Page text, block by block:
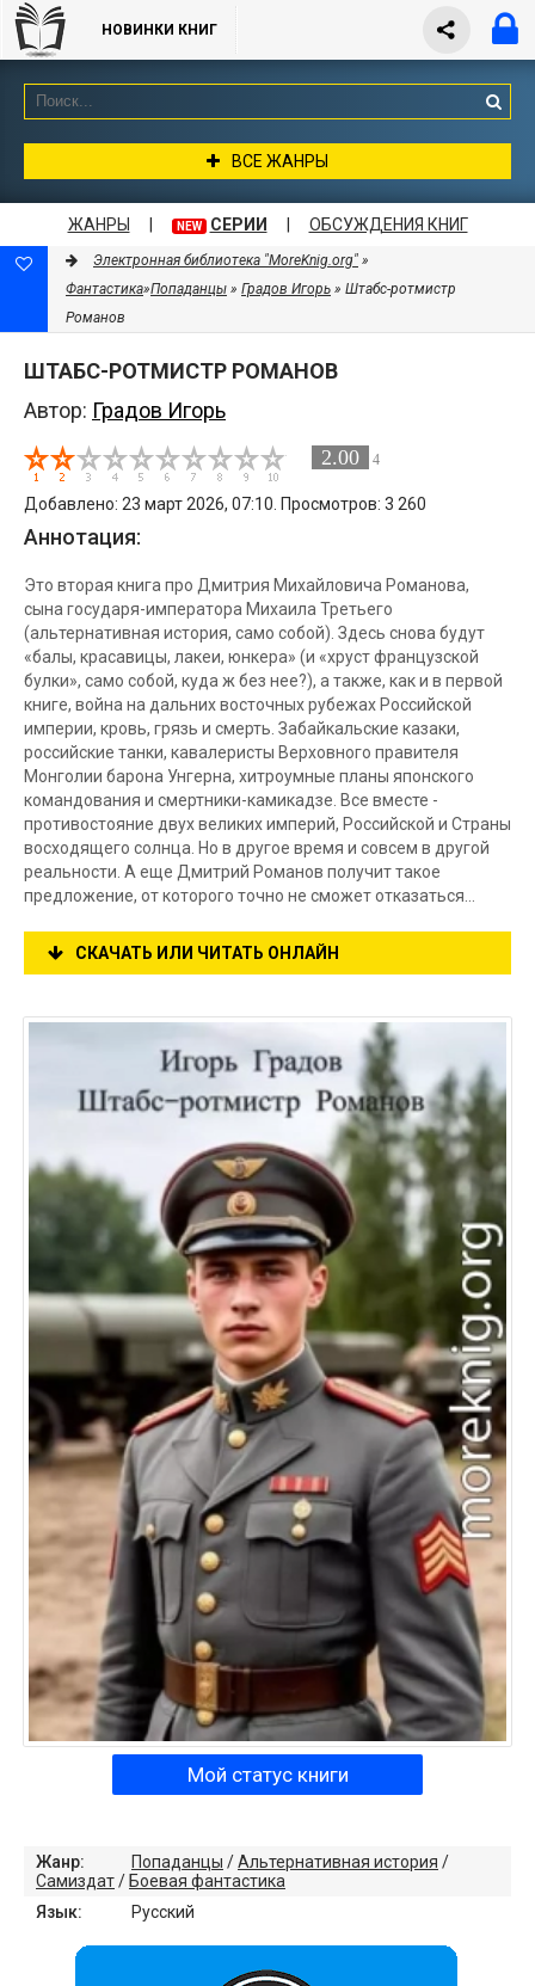
НОВИНКИ КНИГ
ВСЕ ЖАНРЫ
ЖАНРЫ NEW СЕРИИ ОБСУЖДЕНИЯ КНИГ
Электронная библиотека "MoreKnig.org" »
Фантастика»Попаданцы » Градов Игорь » Штабс-ротмистр
Романов
ШТАБС-РОТМИСТР РОМАНОВ
Автор: Градов Игорь
2.00 4
Добавлено: 23 март 2026, 07:10. Просмотров: 3 260
Аннотация:
Это вторая книга про Дмитрия Михайловича Романова,
сына государя-императора Михаила Третьего
(альтернативная история, само собой). Здесь снова будут
«балы, красавицы, лакеи, юнкера» (и «хруст французской
булки», само собой, куда ж без нее?), а также, как и в первой
книге, война на дальних восточных рубежах Российской
империи, кровь, грязь и смерть. Забайкальские казаки,
российские танки, кавалеристы Верховного правителя
Монголии барона Унгерна, хитроумные планы японского
командования и смертники-камикадзе. Все вместе -
противостояние двух великих империй, Российской и Страны
восходящего солнца. Но в другое время и совсем в другой
реальности. А еще Дмитрий Романов получит такое
предложение, от которого точно не сможет отказаться…
СКАЧАТЬ ИЛИ ЧИТАТЬ ОНЛАЙН
Мой статус книги
Жанр: Попаданцы /Альтернативная история /
Самиздат/Боевая фантастика
Язык:
Русский